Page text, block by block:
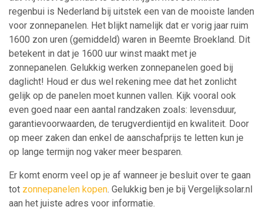
regenbui is Nederland bij uitstek een van de mooiste landen
voor zonnepanelen. Het blijkt namelijk dat er vorig jaar ruim
1600 zon uren (gemiddeld) waren in Beemte Broekland. Dit
betekent in dat je 1600 uur winst maakt met je
zonnepanelen. Gelukkig werken zonnepanelen goed bij
daglicht! Houd er dus wel rekening mee dat het zonlicht
gelijk op de panelen moet kunnen vallen. Kijk vooral ook
even goed naar een aantal randzaken zoals: levensduur,
garantievoorwaarden, de terugverdientijd en kwaliteit. Door
op meer zaken dan enkel de aanschafprijs te letten kun je
op lange termijn nog vaker meer besparen.
Er komt enorm veel op je af wanneer je besluit over te gaan
tot zonnepanelen kopen. Gelukkig ben je bij Vergelijksolar.nl
aan het juiste adres voor informatie.